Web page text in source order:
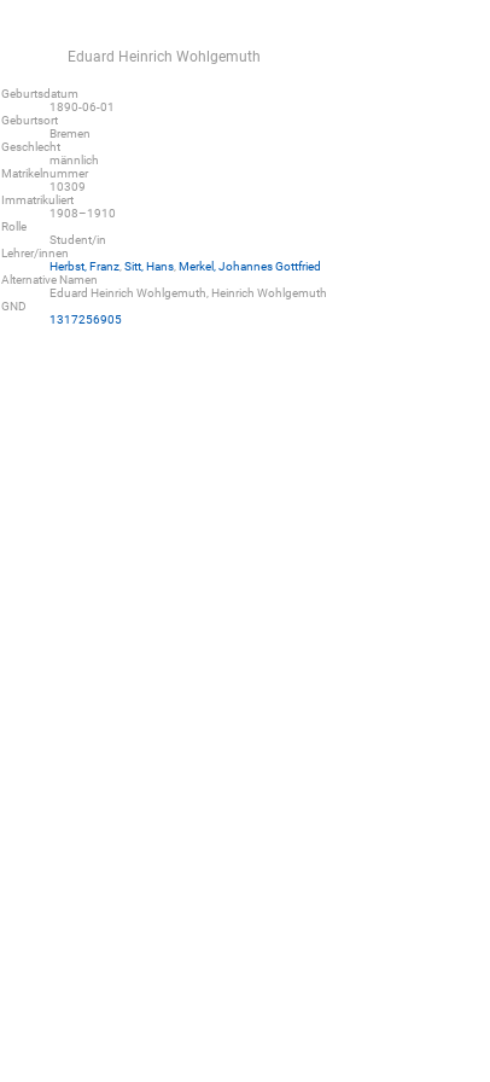
Eduard Heinrich Wohlgemuth
Geburtsdatum
1890-06-01
Geburtsort
Bremen
Geschlecht
männlich
Matrikelnummer
10309
Immatrikuliert
1908–1910
Rolle
Student/in
Lehrer/innen
Herbst, Franz Sitt, Hans Merkel, Johannes Gottfried
Alternative Namen
Eduard Heinrich Wohlgemuth, Heinrich Wohlgemuth
GND
1317256905